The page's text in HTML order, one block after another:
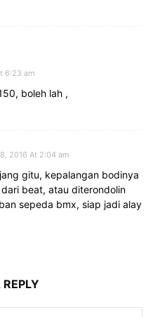
6:23 am
boleh lah ,
2016 At 2:04 am
gitu, kepalangan bodinya
beat, atau diterondolin
sepeda bmx, siap jadi alay